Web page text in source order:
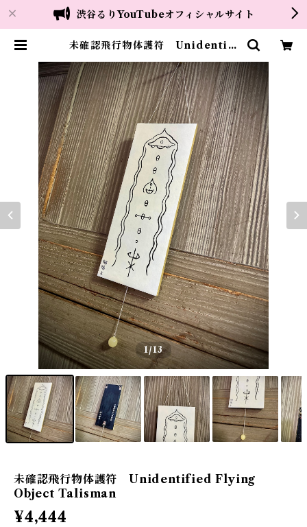
渋谷るりYouTubeオフィシャルサイト
未確認飛行物体護符 Unidentifi
渋谷るり グッズ販売所
1/13
未確認飛行物体護符 Unidentified Flying
Object Talisman
¥4,444